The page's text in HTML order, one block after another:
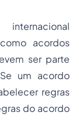
acordos
ser parte
um acordo
regras
do acordo